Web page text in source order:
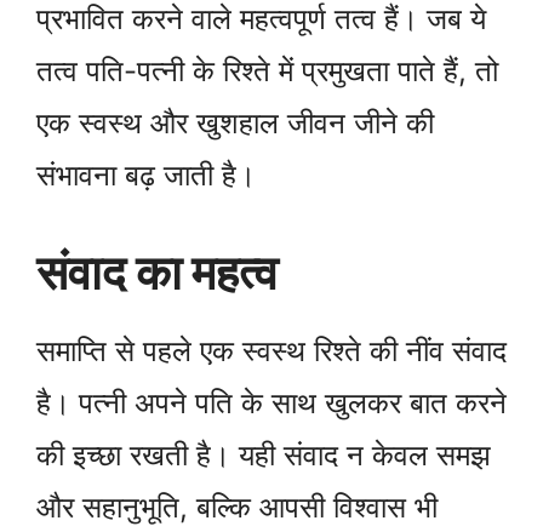
प्रभावित करने वाले महत्वपूर्ण तत्व हैं। जब ये
तत्व पति-पत्नी के रिश्ते में प्रमुखता पाते हैं, तो
एक स्वस्थ और खुशहाल जीवन जीने की
संभावना बढ़ जाती है।
संवाद का महत्व
समाप्ति से पहले एक स्वस्थ रिश्ते की नींव संवाद
है। पत्नी अपने पति के साथ खुलकर बात करने
की इच्छा रखती है। यही संवाद न केवल समझ
और सहानुभूति, बल्कि आपसी विश्वास भी